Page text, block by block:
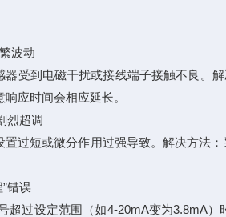
波动
到电磁干扰或接线端子接触不良。解
应时间会相应延长。
超调
短或微分作用过强导致。解决方法：
错误
过设定范围（如4-20mA变为3.8mA）